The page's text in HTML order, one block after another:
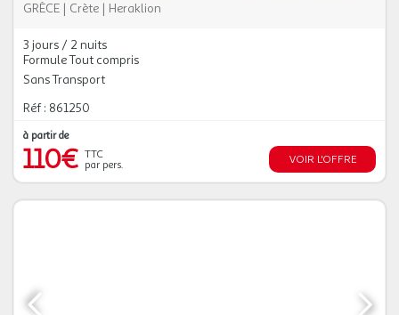
GRÈCE | Crète | Heraklion
3 jours / 2 nuits
Formule Tout compris
Sans Transport
Réf : 861250
à partir de
110€ TTC
par pers.
VOIR L'OFFRE